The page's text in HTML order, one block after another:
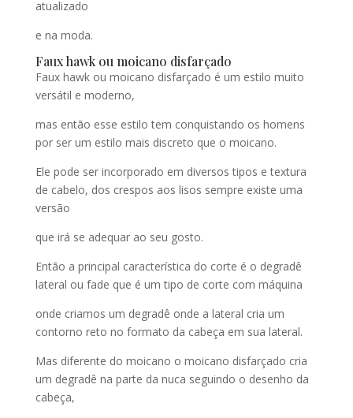
atualizado
e na moda.
Faux hawk ou moicano disfarçado
Faux hawk ou moicano disfarçado é um estilo muito
versátil e moderno,
mas então esse estilo tem conquistando os homens
por ser um estilo mais discreto que o moicano.
Ele pode ser incorporado em diversos tipos e textura
de cabelo, dos crespos aos lisos sempre existe uma
versão
que irá se adequar ao seu gosto.
Então a principal característica do corte é o degradê
lateral ou fade que é um tipo de corte com máquina
onde criamos um degradê onde a lateral cria um
contorno reto no formato da cabeça em sua lateral.
Mas diferente do moicano o moicano disfarçado cria
um degradê na parte da nuca seguindo o desenho da
cabeça,